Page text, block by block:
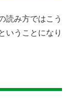
読み方ではこう
いうことになり